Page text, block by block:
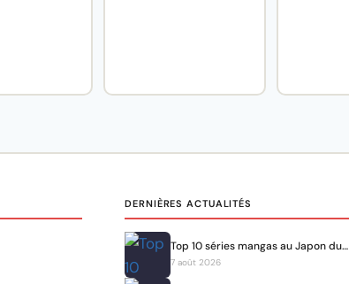
DERNIÈRES ACTUALITÉS
Top 10 séries mangas au Japon du…
7 août 2026